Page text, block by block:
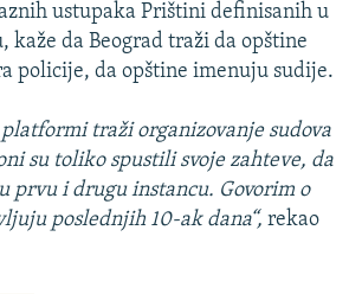
ustupaka Prištini definisanih u
kaže da Beograd traži da opštine
policije, da opštine imenuju sudije.
platformi traži organizovanje sudova
su toliko spustili svoje zahteve, da
prvu i drugu instancu. Govorim o
poslednjih 10-ak dana“, rekao